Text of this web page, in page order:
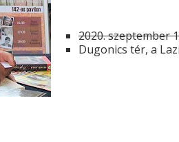
2020. szeptember
Dugonics tér, a